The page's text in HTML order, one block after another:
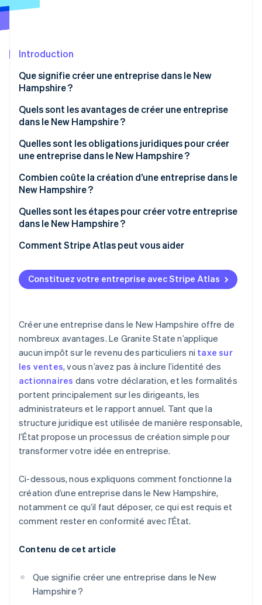
Découvrez les prochaines évolutions
Atlas
Climate
Élimination du carbone
Identity
Vérification de l'identité
Stripe Sessions 2026
Regarder la vidéo
Partenaires
Introduction
Que signifie créer une entreprise dans le New
Hampshire ?
Quels sont les avantages de créer une entreprise
dans le New Hampshire ?
Taxes professionnelles modérées
Obligations administratives limitées
Incitations économiques attractives
Quelles sont les obligations juridiques pour créer
une entreprise dans le New Hampshire ?
Nom de l’entreprise
Statuts constitutifs de l’entreprise
Agent agréé
Structure initiale de l’entreprise
Combien coûte la création d’une entreprise dans le
New Hampshire ?
Quelles sont les étapes pour créer votre entreprise
dans le New Hampshire ?
Choisir un nom
Désigner un agent agréé
Déposer les statuts constitutifs
Vérifier les licences ou permis supplémentaires
Déposer le rapport annuel
Comment Stripe Atlas peut vous aider
S’inscrire sur Atlas
Accepter des paiements et effectuer des
Achat dématérialisé des actions du fondateur
Déclaration automatique relative au formulaire
d’élection fiscale 83(b)
Documents juridiques d’entreprise de classe
mondiale
Une année gratuite de Stripe Payments,
plus 50 000 USD en crédits et remises partenaires
Constituez votre entreprise avec Stripe Atlas
Créer une entreprise dans le New Hampshire offre de
nombreux avantages. Le Granite State n’applique
aucun impôt sur le revenu des particuliers ni taxe sur
les ventes, vous n’avez pas à inclure l’identité des
actionnaires dans votre déclaration, et les formalités
portent principalement sur les dirigeants, les
administrateurs et le rapport annuel. Tant que la
structure juridique est utilisée de manière responsable,
l’État propose un processus de création simple pour
transformer votre idée en entreprise.
Ci-dessous, nous expliquons comment fonctionne la
création d’une entreprise dans le New Hampshire,
notamment ce qu’il faut déposer, ce qui est requis et
comment rester en conformité avec l’État.
Contenu de cet article
Que signifie créer une entreprise dans le New
Hampshire ?